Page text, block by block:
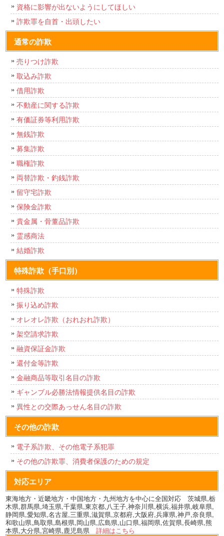
資格に影響が出ないようにしてほしい
詐欺罪を自首・出頭したい
通常の詐欺
売りつけ詐欺
取込み詐欺
借用詐欺
不動産に関する詐欺
有価証券等利用詐欺
無銭詐欺
募集詐欺
職権詐欺
両替詐欺・釣銭詐欺
留守宅詐欺
保険金詐欺
貴金属・骨董品詐欺
霊感商法
結婚詐欺
特殊詐欺（手口別）
特殊詐欺
振り込め詐欺
オレオレ詐欺（おれおれ詐欺）
架空請求詐欺
融資保証金詐欺
還付金等詐欺
金融商品等取引名目の詐欺
ギャンブル必勝法情報提供名目の詐欺
異性との交際あっせん名目の詐欺
その他の詐欺
電子系詐欺、その他電子系犯罪
その他の詐欺罪、消費者保護のための規定
対応エリア
東海地方・近畿地方・中国地方・九州地方を中心に全国対応 茨城県,栃
木県,群馬県,埼玉県,千葉県,東京都,八王子,神奈川県,横浜,福井県,岐阜県,
静岡県,愛知県,名古屋,三重県,滋賀県,京都府,大阪府,兵庫県,神戸,奈良県,
和歌山県,鳥取県,島根県,岡山県,広島県,山口県,福岡県,佐賀県,長崎県,熊
本県,大分県,宮崎県,鹿児島県詳細はこちら